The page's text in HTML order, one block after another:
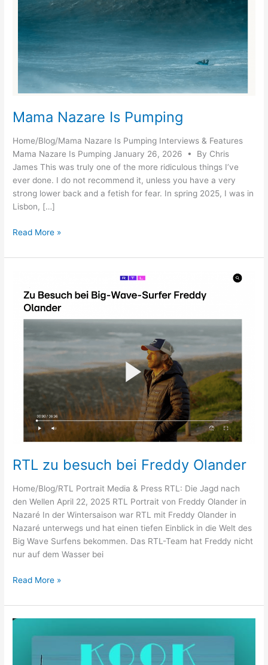
Mama Nazare Is Pumping
Home/Blog/Mama Nazare Is Pumping Interviews & Features
Mama Nazare Is Pumping January 26, 2026 • By Chris
James This was truly one of the more ridiculous things I’ve
ever done. I do not recommend it, unless you have a very
strong lower back and a fetish for fear. In spring 2025, I was in
Lisbon, […]
Mama
Is
Read More »
RTL zu besuch bei Freddy Olander
Home/Blog/RTL Portrait Media & Press RTL: Die Jagd nach
den Wellen April 22, 2025 RTL Portrait von Freddy Olander in
Nazaré In der Wintersaison war RTL mit Freddy Olander in
Nazaré unterwegs und hat einen tiefen Einblick in die Welt des
Big Wave Surfens bekommen. Das RTL-Team hat Freddy nicht
nur auf dem Wasser bei
RTL
besuch
bei
Read More »